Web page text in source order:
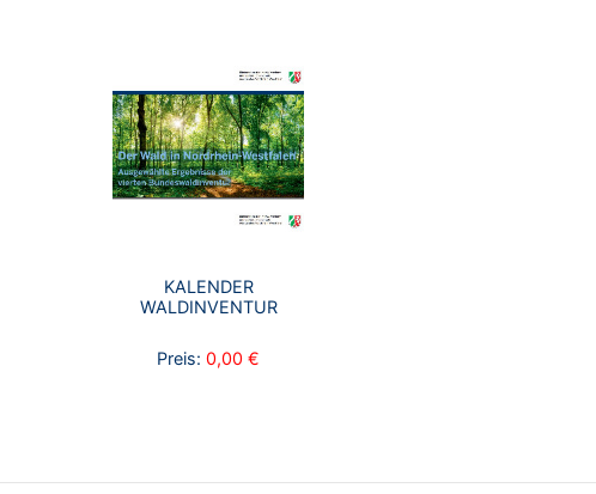
KALENDER
WALDINVENTUR
Preis: 0,00 €